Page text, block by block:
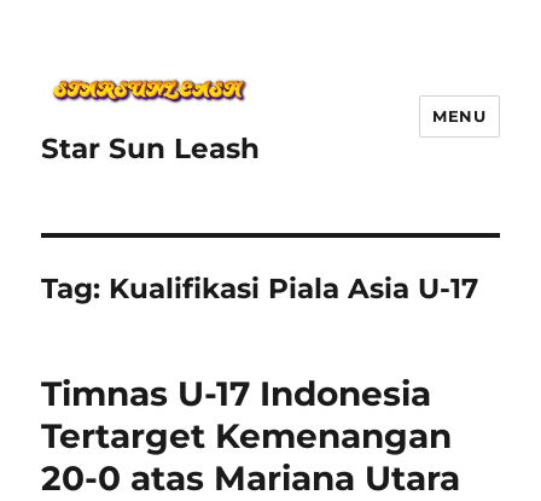
Star Sun Leash
MENU
Tag: Kualifikasi Piala Asia U-17
Timnas U-17 Indonesia
Tertarget Kemenangan
20-0 atas Mariana Utara